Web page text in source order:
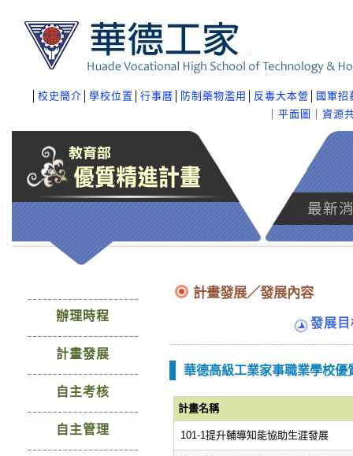
校史簡介 學校位置 行事曆 防制藥物濫用 反毒大本營
國軍招
平面圖 資源
最新
辦理時程
計畫發展
自主考核
自主管理
計畫發展／發展內容
發展目
華德高級工業家事職業學校
計畫名稱
101-1提升輔導知能協助生涯發展